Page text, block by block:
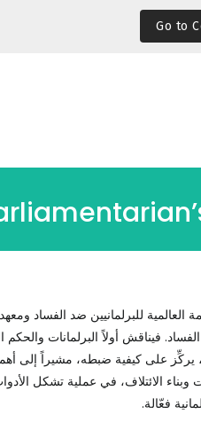
Go to
للبرلمانيين ضد الفساد
فيناقش أولاً البرلمانات والحكم
على كيفية ضبطه، مشيراً إلى
وبناء الائتلاف، في عملية تشكل
فعّالة.